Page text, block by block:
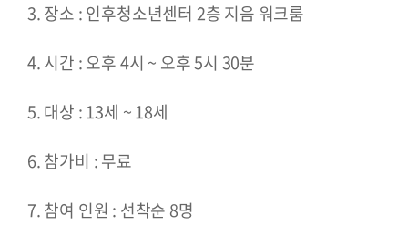
3. 장소 : 인후청소년센터 2층 지음 워크룸
4. 시간 : 오후 4시 ~ 오후 5시 30분
5. 대상 : 13세 ~ 18세
6. 참가비 : 무료
7. 참여 인원 : 선착순 8명